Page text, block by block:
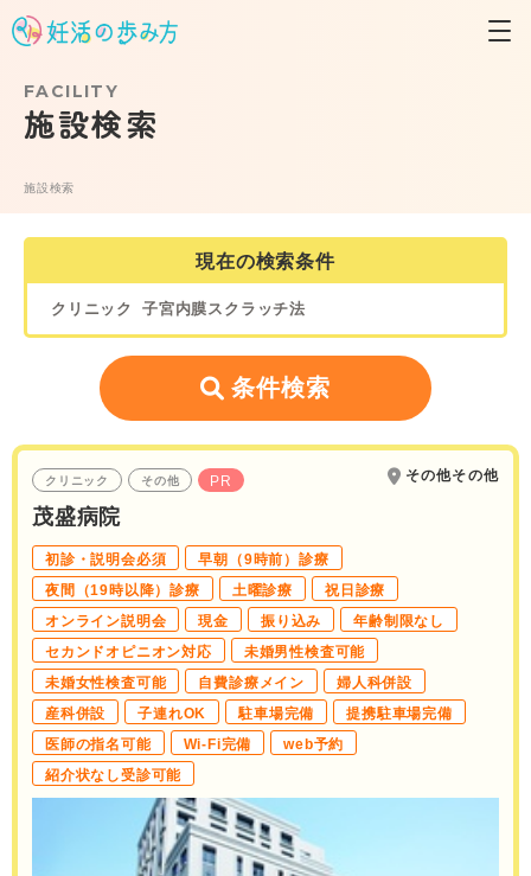
施設検索
FACILITY
施設検索
現在の検索条件
クリニック 子宮内膜スクラッチ法
条件検索
クリニック その他 PR その他その他
茂盛病院
初診・説明会必須
早朝（9時前）診療
夜間（19時以降）診療
土曜診療
祝日診療
オンライン説明会
現金 振り込み
年齢制限なし
セカンドオピニオン対応
未婚男性検査可能
未婚女性検査可能
自費診療メイン
婦人科併設
産科併設
子連れOK 駐車場完備
提携駐車場完備
医師の指名可能
Wi-Fi完備
web予約
紹介状なし受診可能